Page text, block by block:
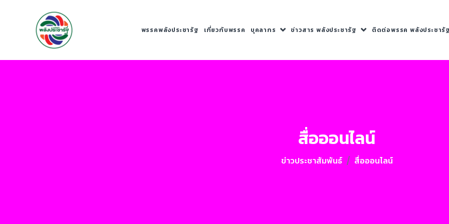
พรรคพลังประชารัฐ เกี่ยวกับพรรค บุคลากร ข่าวสาร พลังประชารัฐ ติดต่อพรรค พลังประชารัฐ
สื่อออนไลน์
ข่าวประชาสัมพันธ์ สื่อออนไลน์